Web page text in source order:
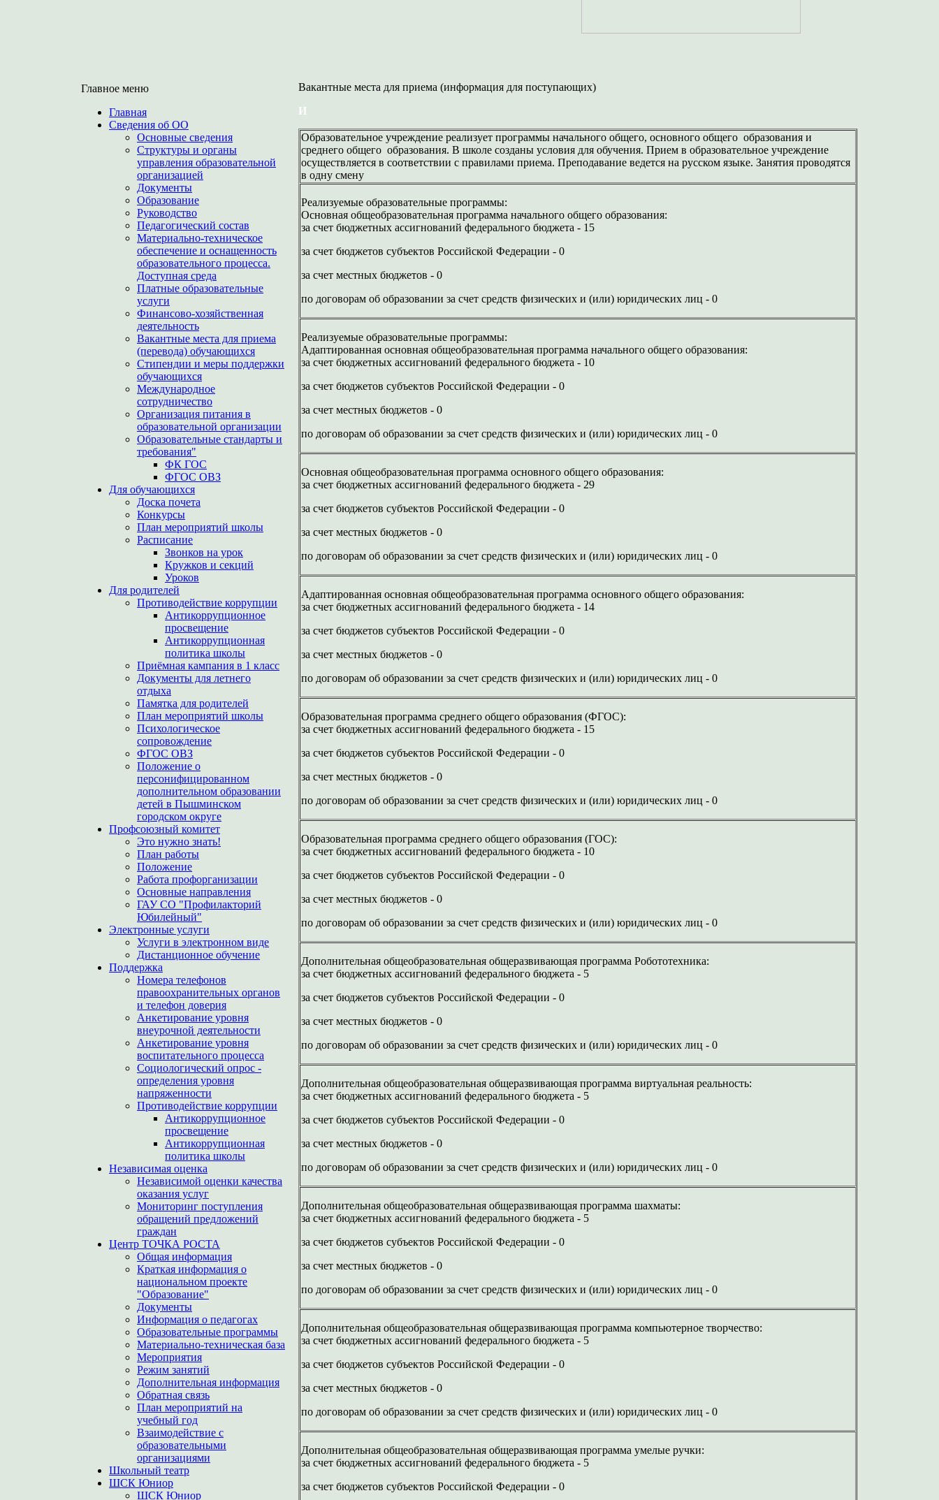
Главное меню
Главная
Сведения об ОО
Основные сведения
Структуры и органы
управления образовательной
организацией
Документы
Образование
Руководство
Педагогический состав
Материально-техническое
обеспечение и оснащенность
образовательного процесса.
Доступная среда
Платные образовательные
услуги
Финансово-хозяйственная
деятельность
Вакантные места для приема
(перевода) обучающихся
Стипендии и меры поддержки
обучающихся
Международное
сотрудничество
Организация питания в
образовательной организации
Образовательные стандарты и
требования"
ФК ГОС
ФГОС ОВЗ
Для обучающихся
Доска почета
Конкурсы
План мероприятий школы
Расписание
Звонков на урок
Кружков и секций
Уроков
Для родителей
Противодействие коррупции
Антикоррупционное
просвещение
Антикоррупционная
политика школы
Приёмная кампания в 1 класс
Документы для летнего
отдыха
Памятка для родителей
План мероприятий школы
Психологическое
сопровождение
ФГОС ОВЗ
Положение о
персонифицированном
дополнительном образовании
детей в Пышминском
городском округе
Профсоюзный комитет
Это нужно знать!
План работы
Положение
Работа профорганизации
Основные направления
ГАУ СО "Профилакторий
Юбилейный"
Электронные услуги
Услуги в электронном виде
Дистанционное обучение
Поддержка
Номера телефонов
правоохранительных органов
и телефон доверия
Анкетирование уровня
внеурочной деятельности
Анкетирование уровня
воспитательного процесса
Социологический опрос -
определения уровня
напряженности
Противодействие коррупции
Антикоррупционное
просвещение
Антикоррупционная
политика школы
Независимая оценка
Независимой оценки качества
оказания услуг
Мониторинг поступления
обращений предложений
граждан
Центр ТОЧКА РОСТА
Общая информация
Краткая информация о
национальном проекте
"Образование"
Документы
Информация о педагогах
Образовательные программы
Материально-техническая база
Мероприятия
Режим занятий
Дополнительная информация
Обратная связь
План мероприятий на
учебный год
Взаимодействие с
образовательными
организациями
Школьный театр
ШСК Юниор
ШСК Юниор
Вакантные места для приема (информация для поступающих)
И
Образовательное учреждение реализует программы начального общего, основного общего образования и
среднего общего образования. В школе созданы условия для обучения. Прием в образовательное учреждение
осуществляется в соответствии с правилами приема. Преподавание ведется на русском языке. Занятия проводятся
в одну смену
Реализуемые образовательные программы:
Основная общеобразовательная программа начального общего образования:
за счет бюджетных ассигнований федерального бюджета - 15
за счет бюджетов субъектов Российской Федерации - 0
за счет местных бюджетов - 0
по договорам об образовании за счет средств физических и (или) юридических лиц - 0
Реализуемые образовательные программы:
Адаптированная основная общеобразовательная программа начального общего образования:
за счет бюджетных ассигнований федерального бюджета - 10
за счет бюджетов субъектов Российской Федерации - 0
за счет местных бюджетов - 0
по договорам об образовании за счет средств физических и (или) юридических лиц - 0
Основная общеобразовательная программа основного общего образования:
за счет бюджетных ассигнований федерального бюджета - 29
за счет бюджетов субъектов Российской Федерации - 0
за счет местных бюджетов - 0
по договорам об образовании за счет средств физических и (или) юридических лиц - 0
Адаптированная основная общеобразовательная программа основного общего образования:
за счет бюджетных ассигнований федерального бюджета - 14
за счет бюджетов субъектов Российской Федерации - 0
за счет местных бюджетов - 0
по договорам об образовании за счет средств физических и (или) юридических лиц - 0
Образовательная программа среднего общего образования (ФГОС):
за счет бюджетных ассигнований федерального бюджета - 15
за счет бюджетов субъектов Российской Федерации - 0
за счет местных бюджетов - 0
по договорам об образовании за счет средств физических и (или) юридических лиц - 0
Образовательная программа среднего общего образования (ГОС):
за счет бюджетных ассигнований федерального бюджета - 10
за счет бюджетов субъектов Российской Федерации - 0
за счет местных бюджетов - 0
по договорам об образовании за счет средств физических и (или) юридических лиц - 0
Дополнительная общеобразовательная общеразвивающая программа Робототехника:
за счет бюджетных ассигнований федерального бюджета - 5
за счет бюджетов субъектов Российской Федерации - 0
за счет местных бюджетов - 0
по договорам об образовании за счет средств физических и (или) юридических лиц - 0
Дополнительная общеобразовательная общеразвивающая программа виртуальная реальность:
за счет бюджетных ассигнований федерального бюджета - 5
за счет бюджетов субъектов Российской Федерации - 0
за счет местных бюджетов - 0
по договорам об образовании за счет средств физических и (или) юридических лиц - 0
Дополнительная общеобразовательная общеразвивающая программа шахматы:
за счет бюджетных ассигнований федерального бюджета - 5
за счет бюджетов субъектов Российской Федерации - 0
за счет местных бюджетов - 0
по договорам об образовании за счет средств физических и (или) юридических лиц - 0
Дополнительная общеобразовательная общеразвивающая программа компьютерное творчество:
за счет бюджетных ассигнований федерального бюджета - 5
за счет бюджетов субъектов Российской Федерации - 0
за счет местных бюджетов - 0
по договорам об образовании за счет средств физических и (или) юридических лиц - 0
Дополнительная общеобразовательная общеразвивающая программа умелые ручки:
за счет бюджетных ассигнований федерального бюджета - 5
за счет бюджетов субъектов Российской Федерации - 0